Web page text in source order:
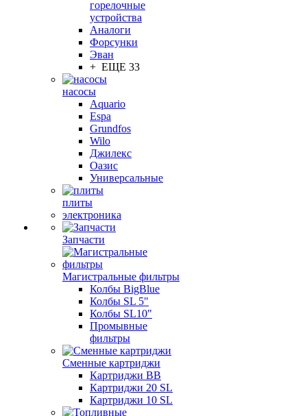
горелочные
устройства
Aналоги
Форсунки
Эван
+ ЕЩЕ 33
насосы
Aquario
Espa
Grundfos
Wilo
Джилекс
Оазис
Универсальные
плиты
электроника
Запчасти
Магистральные фильтры
Колбы BigBlue
Колбы SL 5"
Колбы SL10"
Промывные
фильтры
Сменные картриджи
Картриджи BB
Картриджи 20 SL
Картриджи 10 SL